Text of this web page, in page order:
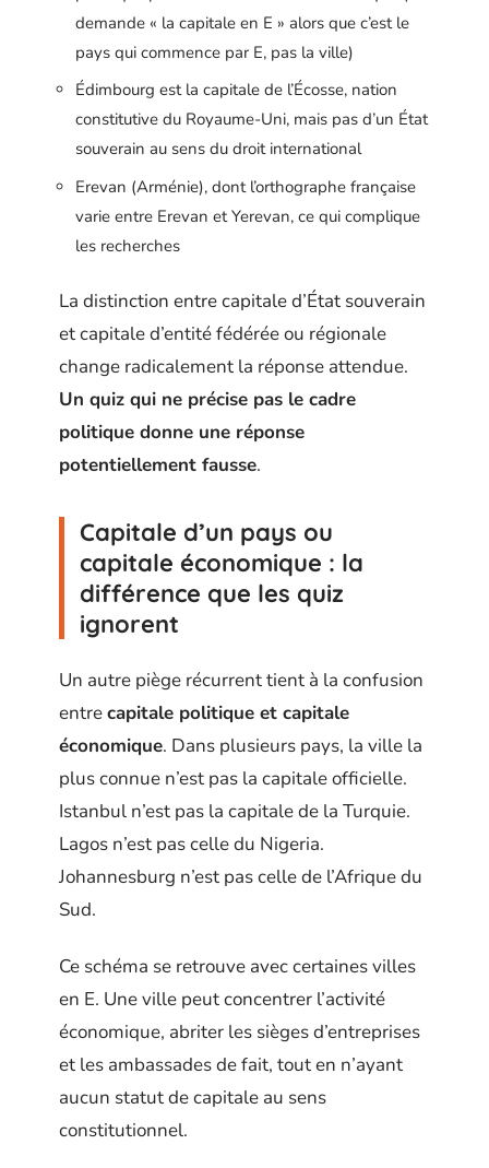
demande « la capitale en E » alors que c’est le
pays qui commence par E, pas la ville)
Édimbourg est la capitale de l’Écosse, nation
constitutive du Royaume-Uni, mais pas d’un État
souverain au sens du droit international
Erevan (Arménie), dont l’orthographe française
varie entre Erevan et Yerevan, ce qui complique
les recherches
La distinction entre capitale d’État souverain
et capitale d’entité fédérée ou régionale
change radicalement la réponse attendue.
Un quiz qui ne précise pas le cadre
politique donne une réponse
potentiellement fausse.
Capitale d’un pays ou
capitale économique : la
différence que les quiz
ignorent
Un autre piège récurrent tient à la confusion
entrecapitale politique et capitale
économique. Dans plusieurs pays, la ville la
plus connue n’est pas la capitale officielle.
Istanbul n’est pas la capitale de la Turquie.
Lagos n’est pas celle du Nigeria.
Johannesburg n’est pas celle de l’Afrique du
Sud.
Ce schéma se retrouve avec certaines villes
en E. Une ville peut concentrer l’activité
économique, abriter les sièges d’entreprises
et les ambassades de fait, tout en n’ayant
aucun statut de capitale au sens
constitutionnel.